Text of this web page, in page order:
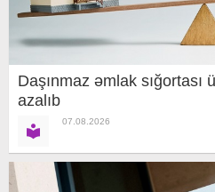
Daşınmaz əmlak sığortası
azalıb
07.08.2026